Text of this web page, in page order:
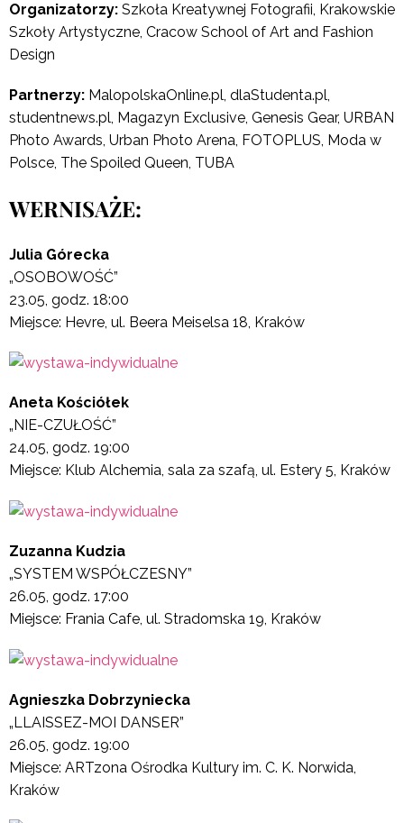
Organizatorzy: Szkoła Kreatywnej Fotografii, Krakowskie
Szkoły Artystyczne, Cracow School of Art and Fashion
Design
Partnerzy: MalopolskaOnline.pl, dlaStudenta.pl,
studentnews.pl, Magazyn Exclusive, Genesis Gear, URBAN
Photo Awards, Urban Photo Arena, FOTOPLUS, Moda w
Polsce, The Spoiled Queen, TUBA
WERNISAŻE:
Julia Górecka
„OSOBOWOŚĆ”
23.05, godz. 18:00
Miejsce: Hevre, ul. Beera Meiselsa 18, Kraków
Aneta Kościółek
„NIE-CZUŁOŚĆ”
24.05, godz. 19:00
Miejsce: Klub Alchemia, sala za szafą, ul. Estery 5, Kraków
Zuzanna Kudzia
„SYSTEM WSPÓŁCZESNY”
26.05, godz. 17:00
Miejsce: Frania Cafe, ul. Stradomska 19, Kraków
Agnieszka Dobrzyniecka
„LLAISSEZ-MOI DANSER”
26.05, godz. 19:00
Miejsce: ARTzona Ośrodka Kultury im. C. K. Norwida,
Kraków